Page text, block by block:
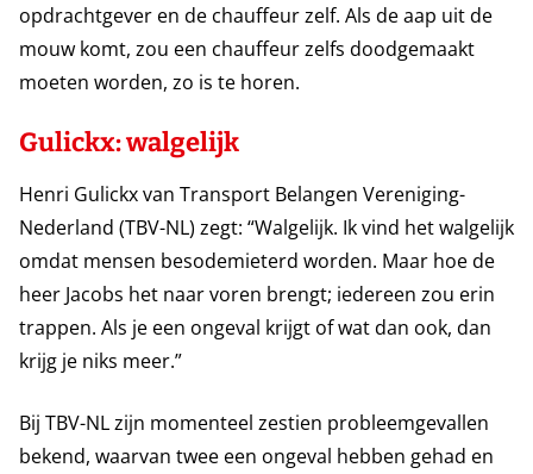
opdrachtgever en de chauffeur zelf. Als de aap uit de
mouw komt, zou een chauffeur zelfs doodgemaakt
moeten worden, zo is te horen.
Gulickx: walgelijk
Henri Gulickx van Transport Belangen Vereniging-
Nederland (TBV-NL) zegt: “Walgelijk. Ik vind het walgelijk
omdat mensen besodemieterd worden. Maar hoe de
heer Jacobs het naar voren brengt; iedereen zou erin
trappen. Als je een ongeval krijgt of wat dan ook, dan
krijg je niks meer.”
Bij TBV-NL zijn momenteel zestien probleemgevallen
bekend, waarvan twee een ongeval hebben gehad en